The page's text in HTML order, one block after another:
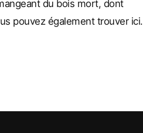
du bois mort, dont
pouvez également trouver ici.